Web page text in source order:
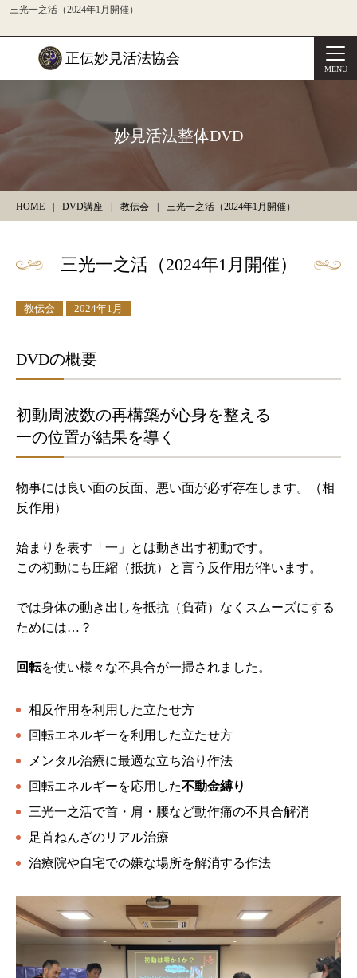
三光一之活（2024年1月開催）
正伝妙見活法協会
MENU
妙見活法整体DVD
HOME DVD講座 教伝会 三光一之活（2024年1月開催）
三光一之活（2024年1月開催）
教伝会 2024年1月
DVDの概要
初動周波数の再構築が心身を整える
一の位置が結果を導く
物事には良い面の反面、悪い面が必ず存在します。（相
反作用）
始まりを表す「一」とは動き出す初動です。
この初動にも圧縮（抵抗）と言う反作用が伴います。
では身体の動き出しを抵抗（負荷）なくスムーズにする
ためには…？
回転を使い様々な不具合が一掃されました。
相反作用を利用した立たせ方
回転エネルギーを利用した立たせ方
メンタル治療に最適な立ち治り作法
回転エネルギーを応用した不動金縛り
三光一之活で首・肩・腰など動作痛の不具合解消
足首ねんざのリアル治療
治療院や自宅での嫌な場所を解消する作法